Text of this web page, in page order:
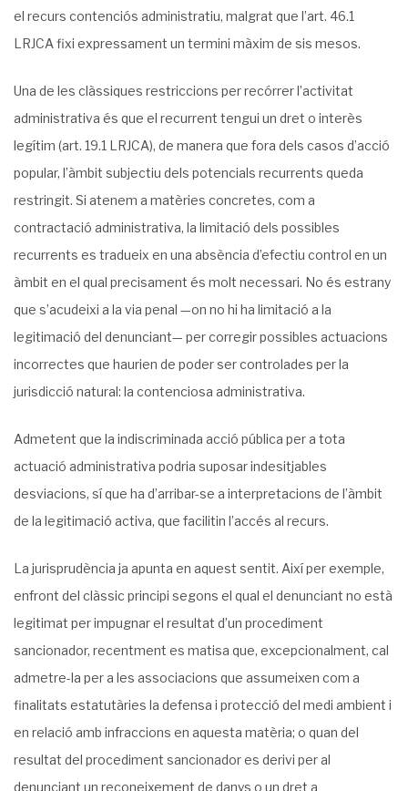
el recurs contenciós administratiu, malgrat que l’art. 46.1
LRJCA fixi expressament un termini màxim de sis mesos.
Una de les clàssiques restriccions per recórrer l’activitat
administrativa és que el recurrent tengui un dret o interès
legítim (art. 19.1 LRJCA), de manera que fora dels casos d’acció
popular, l’àmbit subjectiu dels potencials recurrents queda
restringit. Si atenem a matèries concretes, com a
contractació administrativa, la limitació dels possibles
recurrents es tradueix en una absència d’efectiu control en un
àmbit en el qual precisament és molt necessari. No és estrany
que s’acudeixi a la via penal —on no hi ha limitació a la
legitimació del denunciant— per corregir possibles actuacions
incorrectes que haurien de poder ser controlades per la
jurisdicció natural: la contenciosa administrativa.
Admetent que la indiscriminada acció pública per a tota
actuació administrativa podria suposar indesitjables
desviacions, sí que ha d’arribar-se a interpretacions de l’àmbit
de la legitimació activa, que facilitin l’accés al recurs.
La jurisprudència ja apunta en aquest sentit. Així per exemple,
enfront del clàssic principi segons el qual el denunciant no està
legitimat per impugnar el resultat d’un procediment
sancionador, recentment es matisa que, excepcionalment, cal
admetre-la per a les associacions que assumeixen com a
finalitats estatutàries la defensa i protecció del medi ambient i
en relació amb infraccions en aquesta matèria; o quan del
resultat del procediment sancionador es derivi per al
denunciant un reconeixement de danys o un dret a